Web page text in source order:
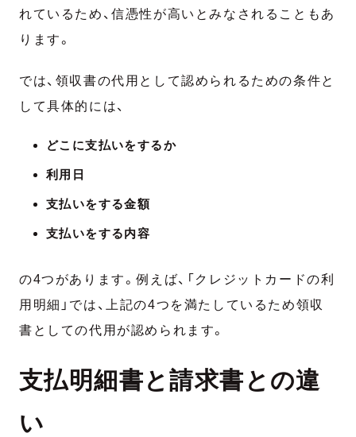
れているため、信憑性が高いとみなされることもあ
ります。
では、領収書の代用として認められるための条件と
して具体的には、
どこに支払いをするか
利用日
支払いをする金額
支払いをする内容
の4つがあります。例えば、「クレジットカードの利
用明細」では、上記の4つを満たしているため領収
書としての代用が認められます。
支払明細書と請求書との違
い